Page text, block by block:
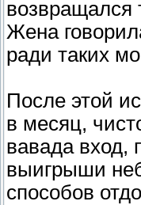
возвращался
Жена
ради таких
После этой
в месяц,
вавада вход,
выигрыши
способов